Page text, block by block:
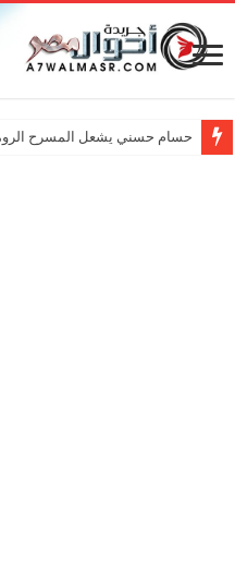
حسام حسني يشعل المسرح